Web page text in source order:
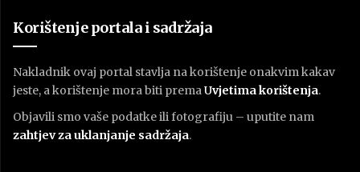
Korištenje portala i sadržaja
Nakladnik ovaj portal stavlja na korištenje onakvim kakav
jeste, a korištenje mora biti premaUvjetima korištenja.
Objavili smo vaše podatke ili fotografiju – uputite nam
zahtjev za uklanjanje sadržaja.